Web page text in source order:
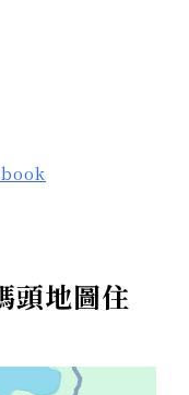
頭地圖住